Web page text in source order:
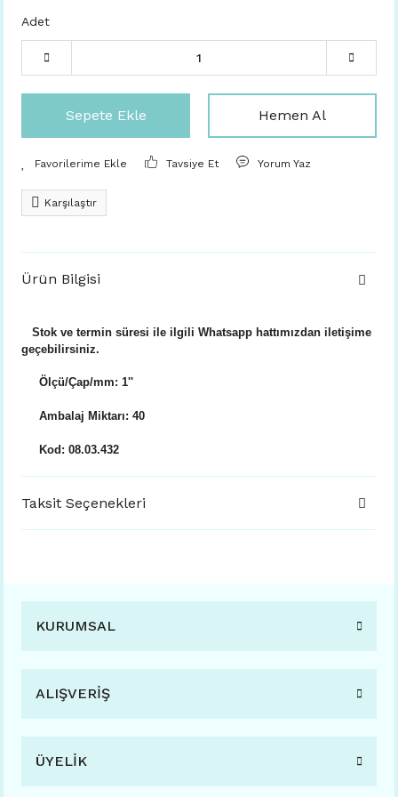
Adet
Sepete Ekle Hemen Al
Tavsiye Et Yorum Yaz
Karşılaştır
Ürün Bilgisi
Stok ve termin süresi ile ilgili Whatsapp hattımızdan iletişime
geçebilirsiniz.
Ölçü/Çap/mm: 1''
Ambalaj Miktarı: 40
Kod: 08.03.432
Taksit Seçenekleri
KURUMSAL
ALIŞVERİŞ
ÜYELİK